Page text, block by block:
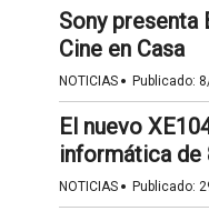
Sony presenta
Cine en Casa
NOTICIAS · Publicado:
El nuevo
informática de
NOTICIAS · Publicado: